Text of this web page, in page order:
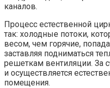
каналов.
Процесс естественной
так: холодные потоки,
весом, чем горячие,
заставляя подниматься
решеткам вентиляции. За
и осуществляется
помещения.